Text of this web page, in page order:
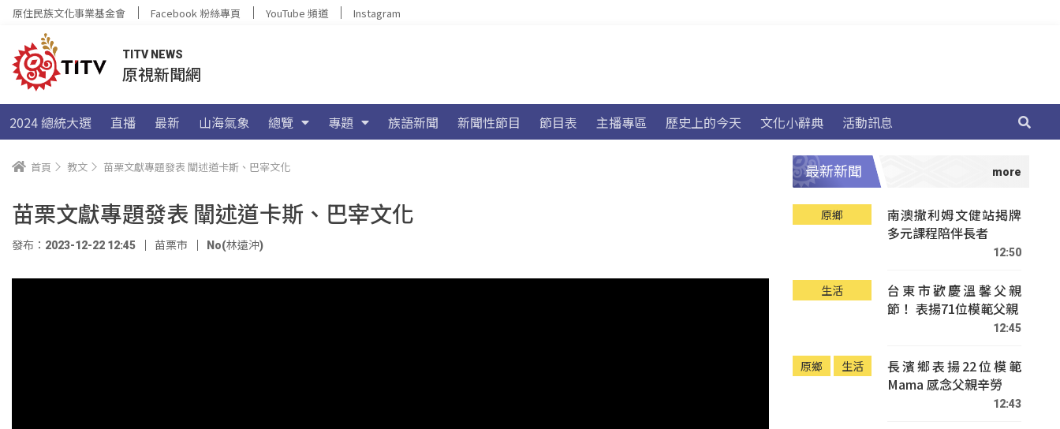
原住民族文化事業基金會 Facebook 粉絲專頁 YouTube 頻道 Instagram
TITV NEWS
原視新聞網
2024 總統大選 直播 最新 山海氣象 總覽 專題 族語新聞 新聞性節目 節目表 主播專區 歷史上的今天 文化小辭典 活動訊息
首頁 教文 苗栗文獻專題發表 闡述道卡斯、巴宰文化
苗栗文獻專題發表 闡述道卡斯、巴宰文化
發布：2023-12-22 12:45 苗栗市 No(林遠沖)
最新新聞
原鄉
南澳撒利姆文健站揭牌
多元課程陪伴長者
12:50
生活
台東市歡慶溫馨父親
節！ 表揚71位模範父親
12:45
原鄉 生活
長濱鄉表揚22位模範
Mama 感念父親辛勞
12:43